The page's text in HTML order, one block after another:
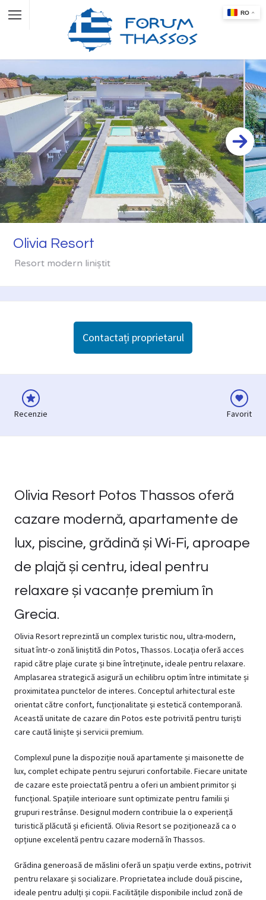
Olivia Resort
Resort modern liniștit
Contactați proprietarul
Recenzie Favorit
Olivia Resort Potos Thassos oferă
cazare modernă, apartamente de
lux, piscine, grădină și Wi-Fi, aproape
de plajă și centru, ideal pentru
relaxare și vacanțe premium în
Grecia.
Olivia Resort reprezintă un complex turistic nou, ultra-modern,
situat într-o zonă liniștită din Potos, Thassos. Locația oferă acces
rapid către plaje curate și bine întreținute, ideale pentru relaxare.
Amplasarea strategică asigură un echilibru optim între intimitate și
proximitatea punctelor de interes. Conceptul arhitectural este
orientat către confort, funcționalitate și estetică contemporană.
Această unitate de cazare din Potos este potrivită pentru turiști
care caută liniște și servicii premium.
Complexul pune la dispoziție nouă apartamente și maisonette de
lux, complet echipate pentru sejururi confortabile. Fiecare unitate
de cazare este proiectată pentru a oferi un ambient primitor și
funcțional. Spațiile interioare sunt optimizate pentru familii și
grupuri restrânse. Designul modern contribuie la o experiență
turistică plăcută și eficientă. Olivia Resort se poziționează ca o
opțiune excelentă pentru cazare modernă în Thassos.
Grădina generoasă de măslini oferă un spațiu verde extins, potrivit
pentru relaxare și socializare. Proprietatea include două piscine,
ideale pentru adulți și copii. Facilitățile disponibile includ zonă de